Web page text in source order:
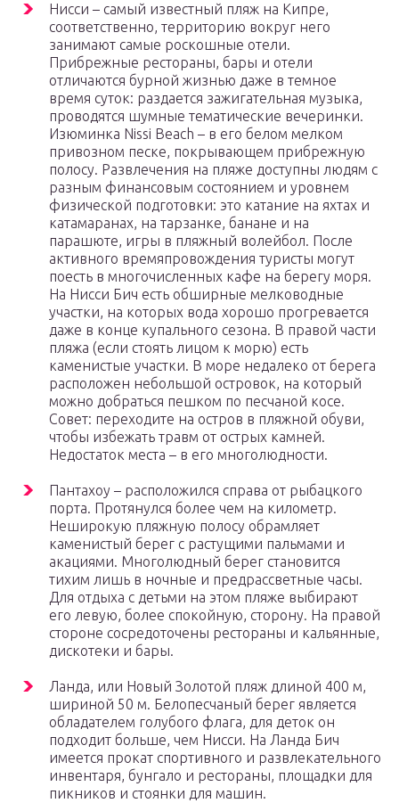
Нисси – самый известный пляж на Кипре,
соответственно, территорию вокруг него
занимают самые роскошные отели.
Прибрежные рестораны, бары и отели
отличаются бурной жизнью даже в темное
время суток: раздается зажигательная музыка,
проводятся шумные тематические вечеринки.
Изюминка Nissi Beach – в его белом мелком
привозном песке, покрывающем прибрежную
полосу. Развлечения на пляже доступны людям с
разным финансовым состоянием и уровнем
физической подготовки: это катание на яхтах и
катамаранах, на тарзанке, банане и на
парашюте, игры в пляжный волейбол. После
активного времяпровождения туристы могут
поесть в многочисленных кафе на берегу моря.
На Нисси Бич есть обширные мелководные
участки, на которых вода хорошо прогревается
даже в конце купального сезона. В правой части
пляжа (если стоять лицом к морю) есть
каменистые участки. В море недалеко от берега
расположен небольшой островок, на который
можно добраться пешком по песчаной косе.
Совет: переходите на остров в пляжной обуви,
чтобы избежать травм от острых камней.
Недостаток места – в его многолюдности.
Пантахоу – расположился справа от рыбацкого
порта. Протянулся более чем на километр.
Неширокую пляжную полосу обрамляет
каменистый берег с растущими пальмами и
акациями. Многолюдный берег становится
тихим лишь в ночные и предрассветные часы.
Для отдыха с детьми на этом пляже выбирают
его левую, более спокойную, сторону. На правой
стороне сосредоточены рестораны и кальянные,
дискотеки и бары.
Ланда, или Новый Золотой пляж длиной 400 м,
шириной 50 м. Белопесчаный берег является
обладателем голубого флага, для деток он
подходит больше, чем Нисси. На Ланда Бич
имеется прокат спортивного и развлекательного
инвентаря, бунгало и рестораны, площадки для
пикников и стоянки для машин.